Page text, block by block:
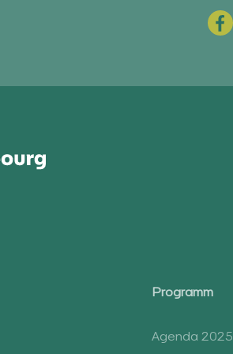
Programm
Agenda 2025